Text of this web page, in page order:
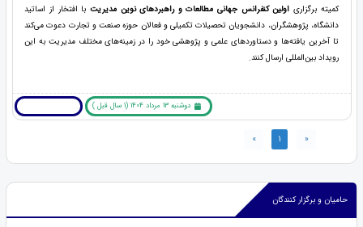
کمیته برگزاری اولین کنفرانس جهانی مطالعات و راهبردهای نوین مدیریت با افتخار از اساتید
دانشگاه، پژوهشگران، دانشجویان تحصیلات تکمیلی و فعالان حوزه صنعت و تجارت دعوت می‌کند
تا آخرین یافته‌ها و دستاوردهای علمی و پژوهشی خود را در زمینه‌های مختلف مدیریت به این
رویداد بین‌المللی ارسال کنند.
دوشنبه 13 مرداد 1404 (1 سال قبل )
«
1
»
حامیان و برگزار کنندگان